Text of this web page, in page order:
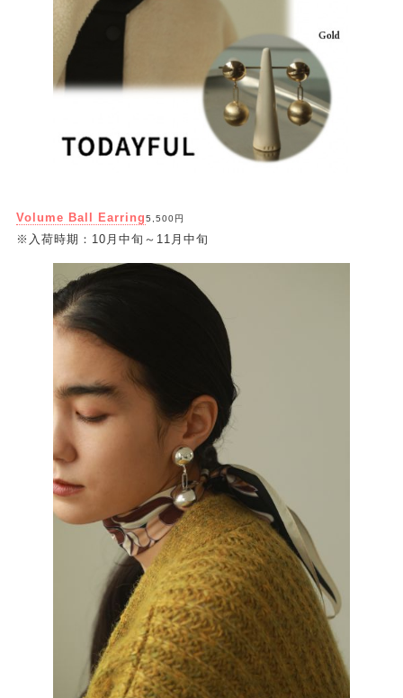
Volume Ball Earring5,500円
※入荷時期：10月中旬～11月中旬